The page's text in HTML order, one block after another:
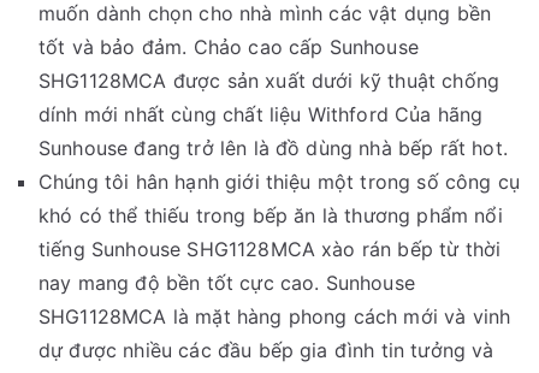
muốn dành chọn cho nhà mình các vật dụng bền
tốt và bảo đảm. Chảo cao cấp Sunhouse
SHG1128MCA được sản xuất dưới kỹ thuật chống
dính mới nhất cùng chất liệu Withford Của hãng
Sunhouse đang trở lên là đồ dùng nhà bếp rất hot.
Chúng tôi hân hạnh giới thiệu một trong số công cụ
khó có thể thiếu trong bếp ăn là thương phẩm nổi
tiếng Sunhouse SHG1128MCA xào rán bếp từ thời
nay mang độ bền tốt cực cao. Sunhouse
SHG1128MCA là mặt hàng phong cách mới và vinh
dự được nhiều các đầu bếp gia đình tin tưởng và